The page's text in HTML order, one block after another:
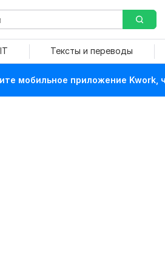
Тексты и переводы
мобильное приложение